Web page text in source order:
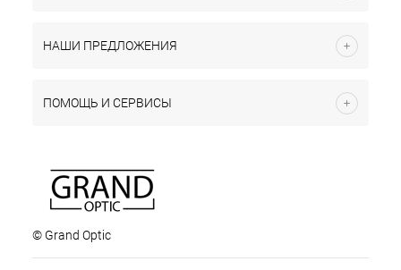
НАШИ ПРЕДЛОЖЕНИЯ
ПОМОЩЬ И СЕРВИСЫ
© Grand Optic